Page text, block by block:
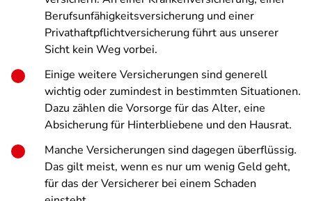
Berufsunfähigkeitsversicherung und einer
Privathaftpflichtversicherung führt aus unserer
Sicht kein Weg vorbei.
Einige weitere Versicherungen sind generell
wichtig oder zumindest in bestimmten Situationen.
Dazu zählen die Vorsorge für das Alter, eine
Absicherung für Hinterbliebene und den Hausrat.
Manche Versicherungen sind dagegen überflüssig.
Das gilt meist, wenn es nur um wenig Geld geht,
für das der Versicherer bei einem Schaden